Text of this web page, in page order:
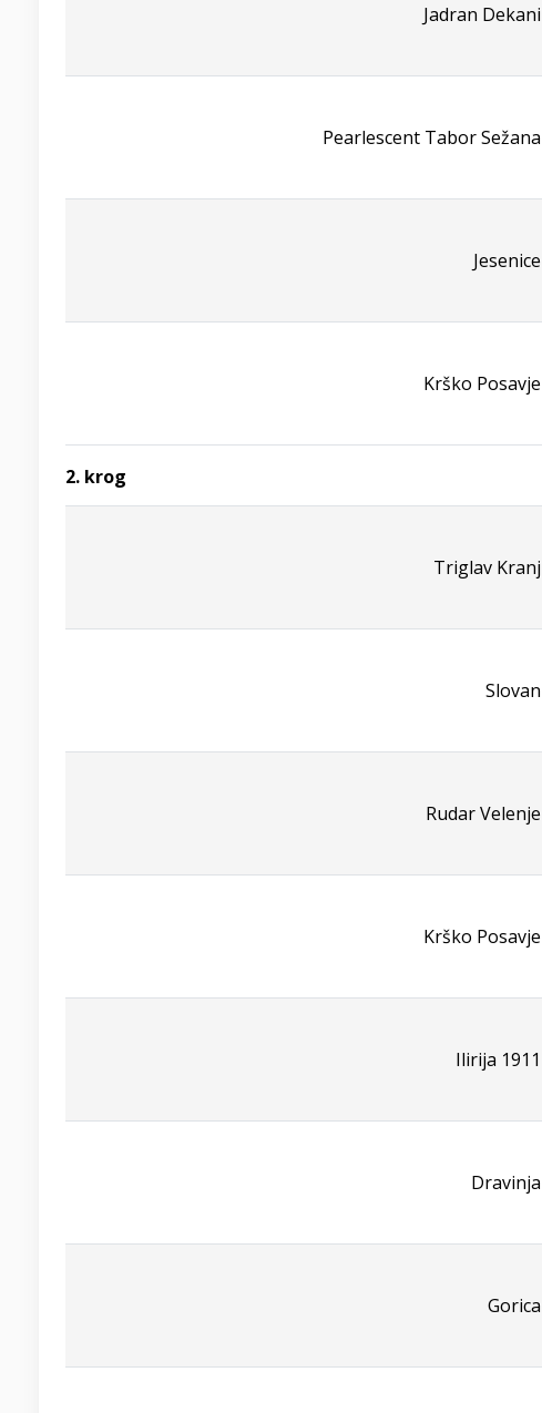
Jadran Dekani
Pearlescent Tabor Sežana
Jesenice
Krško Posavje
2. krog
Triglav Kranj
Slovan
Rudar Velenje
Krško Posavje
Ilirija 1911
Dravinja
Gorica